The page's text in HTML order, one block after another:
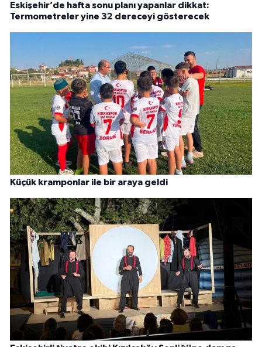
Eskişehir’de hafta sonu planı yapanlar dikkat:
Termometreler yine 32 dereceyi gösterecek
Küçük kramponlar ile bir araya geldi